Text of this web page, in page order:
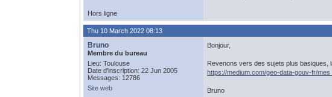
Hors ligne
Thu 10 March 2022 08:13
Bruno
Membre du bureau
Lieu: Toulouse
Date d'inscription: 22 Jun 2005
Messages: 12786
Site web
Bonjour,
Revenons vers des sujets plus basiques,
https://medium.com/geo-data-gouv-fr/
Bruno